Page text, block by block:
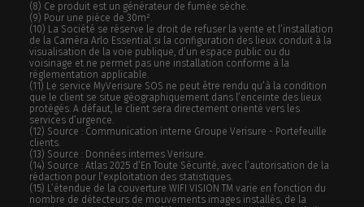
(8) Ce produit est un générateur de fumée sèche.
(9) Pour une pièce de 30m².
(10) La Société se réserve le droit de refuser la vente et l’installation
de la Caméra Arlo Essential si la configuration des lieux conduit à la
visualisation de la voie publique, d’un espace public ou du
voisinage et ne permet pas une installation conforme à la
réglementation applicable.
(11) Le service MyVerisure SOS ne peut être rendu qu’à la condition
que le client se situe géographiquement dans l’enceinte des lieux
protégés. A défaut, le client sera directement orienté vers les
services d’urgence.
(12) Source : Communication interne Groupe Verisure - Portefeuille
clients.
(13) Source : Données internes Verisure.
(14) Source : Atlas 2025 d’En Toute Sécurité, avec l’autorisation de la
rédaction pour l’exploitation des statistiques.
(15) L’étendue de la couverture WIFI VISION TM varie en fonction du
nombre de détecteurs de mouvements images installés, de la